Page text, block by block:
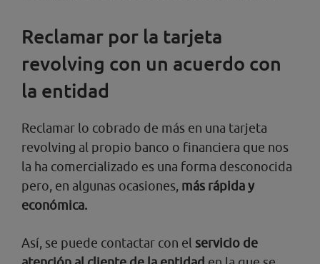
Reclamar por la tarjeta
revolving con un acuerdo con
la entidad
Reclamar lo cobrado de más en una tarjeta
revolving al propio banco o financiera que nos
la ha comercializado es una forma desconocida
pero, en algunas ocasiones, más rápida y
económica.
Así, se puede contactar con el servicio de